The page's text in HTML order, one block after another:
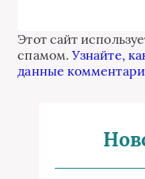
Этот сайт
спамом.Узнайте,
данные